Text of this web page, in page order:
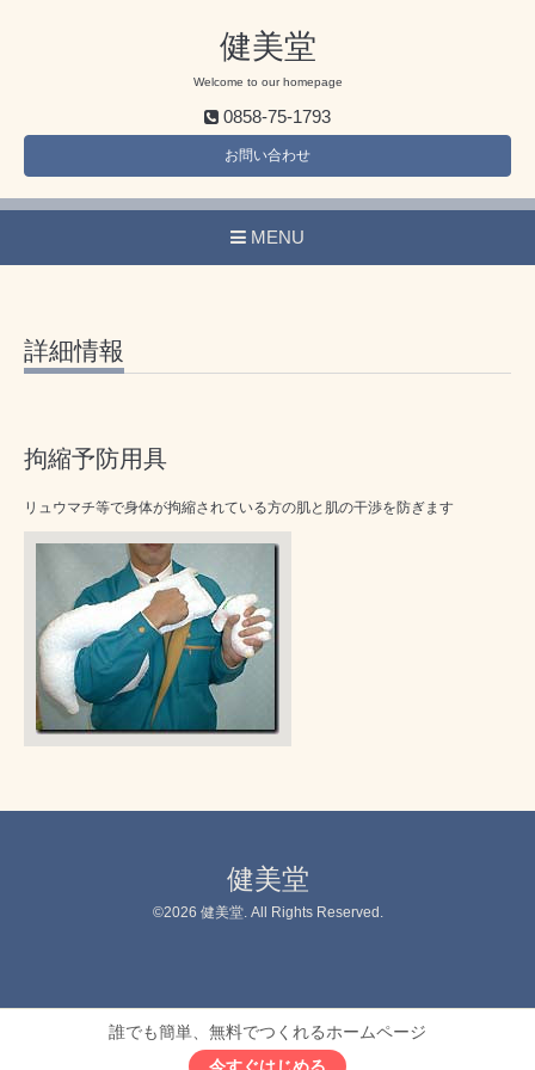
健美堂
Welcome to our homepage
0858-75-1793
お問い合わせ
MENU
詳細情報
拘縮予防用具
リュウマチ等で身体が拘縮されている方の肌と肌の干渉を防ぎます
健美堂
©2026 健美堂. All Rights Reserved.
誰でも簡単、無料でつくれるホームページ